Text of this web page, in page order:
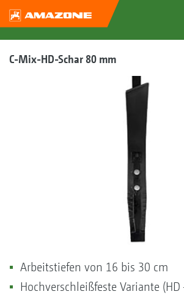
C-Mix-HD-Schar 80 mm
Arbeitstiefen von 16 bis 30 cm
Hochverschleißfeste Variante